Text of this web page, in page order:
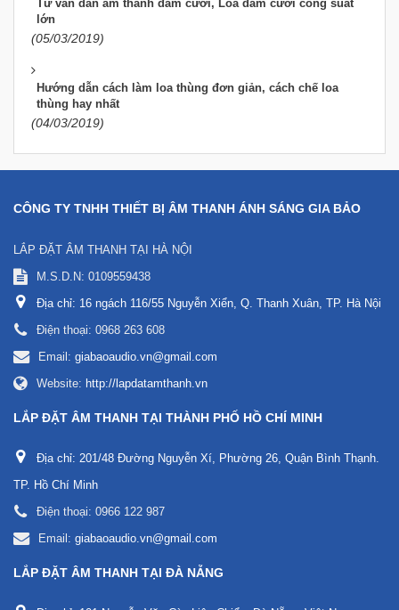
Tư vấn dàn âm thanh đám cưới, Loa đám cưới công suất
lớn
(05/03/2019)
Hướng dẫn cách làm loa thùng đơn giản, cách chế loa
thùng hay nhất
(04/03/2019)
CÔNG TY TNHH THIẾT BỊ ÂM THANH ÁNH SÁNG GIA BẢO
LẮP ĐẶT ÂM THANH TẠI HÀ NỘI
M.S.D.N: 0109559438
Địa chỉ: 16 ngách 116/55 Nguyễn Xiển, Q. Thanh Xuân, TP. Hà Nội
Điện thoại: 0968 263 608
Email: giabaoaudio.vn@gmail.com
Website: http://lapdatamthanh.vn
LẮP ĐẶT ÂM THANH TẠI THÀNH PHỐ HỒ CHÍ MINH
Địa chỉ: 201/48 Đường Nguyễn Xí, Phường 26, Quận Bình Thạnh.
TP. Hồ Chí Minh
Điện thoại: 0966 122 987
Email: giabaoaudio.vn@gmail.com
LẮP ĐẶT ÂM THANH TẠI ĐÀ NẴNG